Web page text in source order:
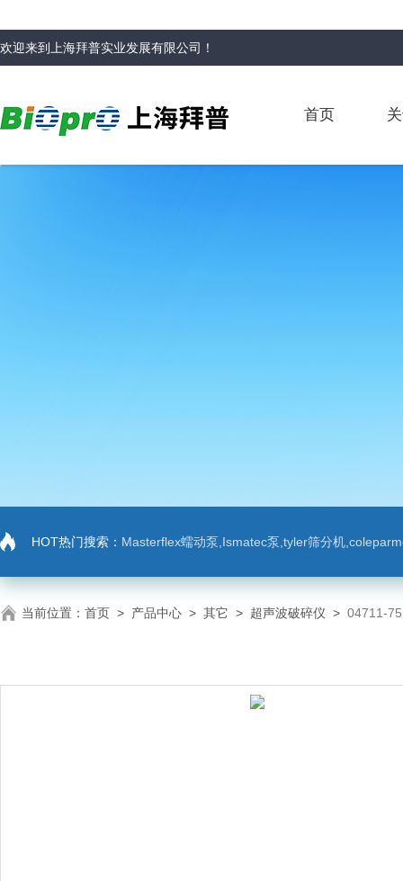
欢迎来到 上海拜普实业发展有限公司 ！
首页
HOT热门搜索： Masterflex蠕动泵,Ismatec泵,tyler筛分机,coleparmer,注射
当前位置： 首页 > 产品中心 > 其它 > 超声波破碎仪 > 04711-